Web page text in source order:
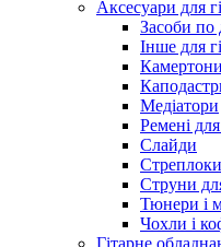
Аксесуари для
Засоби по
Інше для
Камертони
Медіатори
Ремені для
Слайди
Стреплоки
Струни
Тюнери і
Чохли і
Гітарне